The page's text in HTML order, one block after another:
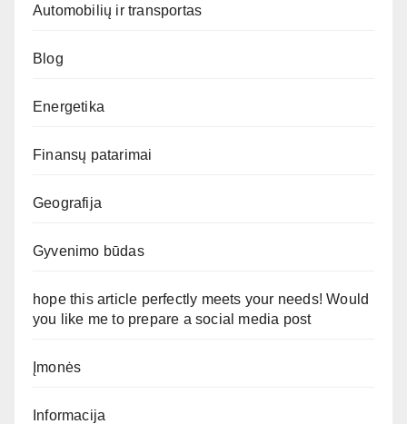
Automobilių ir transportas
Blog
Energetika
Finansų patarimai
Geografija
Gyvenimo būdas
hope this article perfectly meets your needs! Would
you like me to prepare a social media post
Įmonės
Informacija